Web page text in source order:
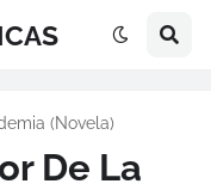
(Novela)
De La